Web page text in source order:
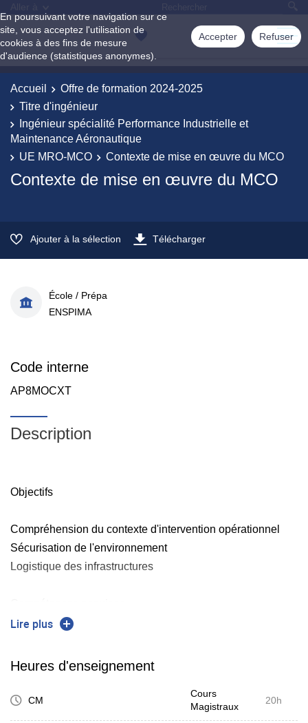
En poursuivant votre navigation sur ce
site, vous acceptez l'utilisation de
cookies à des fins de mesure
d'audience (statistiques anonymes).
Accepter Refuser
Accueil
Offre de formation 2024-2025
Titre d'ingénieur
Ingénieur spécialité Performance Industrielle et
Maintenance Aéronautique
UE MRO-MCO
Contexte de mise en œuvre du MCO
Contexte de mise en œuvre du MCO
Ajouter à la sélection Télécharger
École / Prépa
ENSPIMA
Code interne
AP8MOCXT
Description
Objectifs
Compréhension du contexte d'intervention opérationnel
Sécurisation de l'environnement
Logistique des infrastructures
impact sur le MCO
Lire plus
Heures d'enseignement
CM
Cours
Magistraux
20h